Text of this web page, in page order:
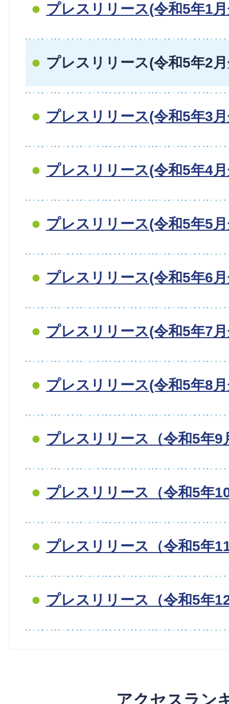
プレスリリース(令和5年1
プレスリリース(令和5年2
プレスリリース(令和5年3
プレスリリース(令和5年4
プレスリリース(令和5年5
プレスリリース(令和5年6
プレスリリース(令和5年7
プレスリリース(令和5年8
プレスリリース（令和5年9
プレスリリース（令和5年
プレスリリース（令和5年
プレスリリース（令和5年
アクセスラン